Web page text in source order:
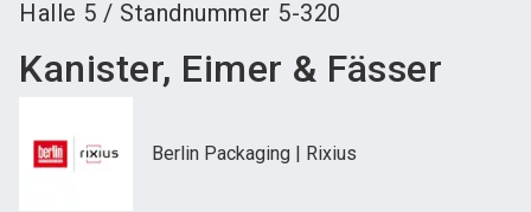
Halle 5 / Standnummer 5-320
Kanister, Eimer & Fässer
Berlin Packaging | Rixius